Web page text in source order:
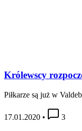
Królewscy
Piłkarze są już w
17.01.2020 • 3